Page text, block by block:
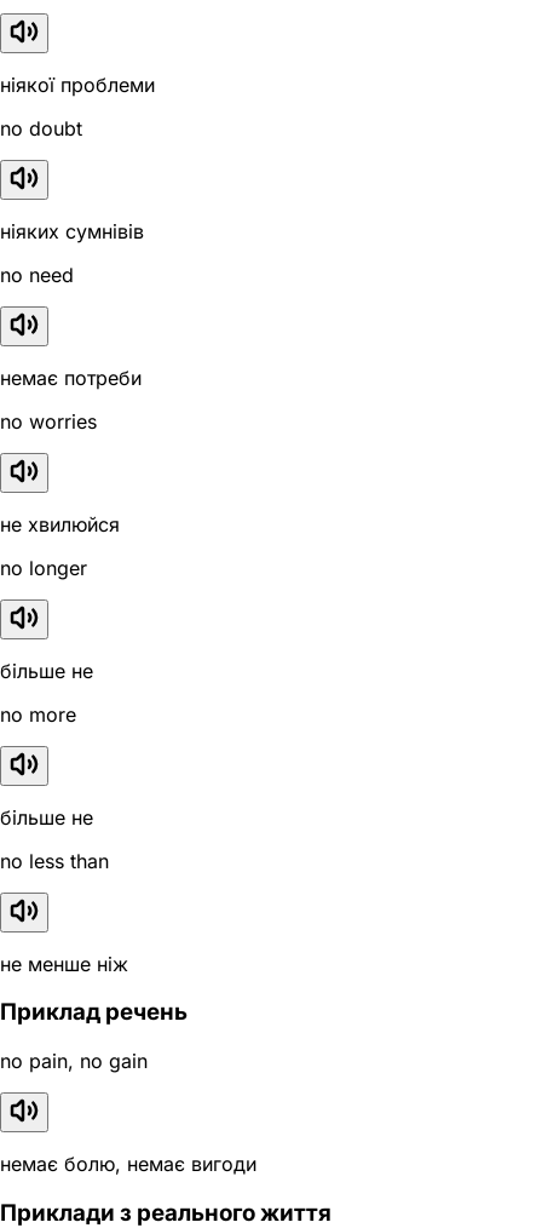
ніякої проблеми
no doubt
ніяких сумнівів
no need
немає потреби
no worries
не хвилюйся
no longer
більше не
no more
більше не
no less than
не менше ніж
Приклад речень
no pain, no gain
немає болю, немає вигоди
Приклади з реального життя